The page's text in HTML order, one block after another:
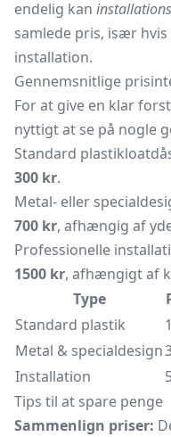
endelig kan
samlede pris, især
installation.
Gennemsnitlige
For at give en klar
nyttigt at se på nogle
Standard
300 kr.
Metal- eller
700 kr, afhængig af
Professionelle
1500 kr, afhængigt af
Type
Standard plastik
Metal & specialdesign
Installation
Tips til at spare penge
Sammenlign priser: